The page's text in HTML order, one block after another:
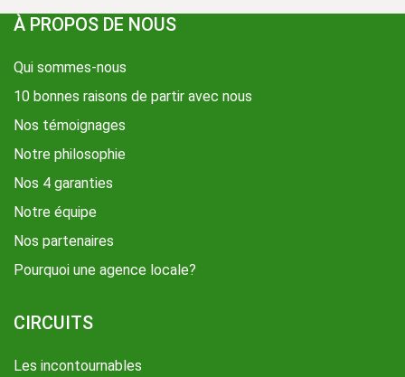
À PROPOS DE NOUS
Qui sommes-nous
10 bonnes raisons de partir avec nous
Nos témoignages
Notre philosophie
Nos 4 garanties
Notre équipe
Nos partenaires
Pourquoi une agence locale?
CIRCUITS
Les incontournables